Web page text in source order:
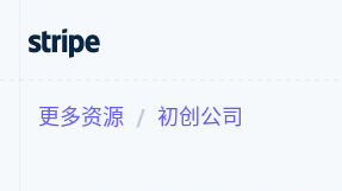
支付 营收
按企业阶段
文档学习
更多资源 初创公司